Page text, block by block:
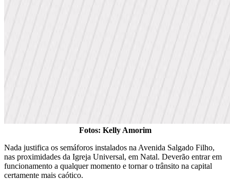
Fotos: Kelly Amorim
Nada justifica os semáforos instalados na Avenida Salgado Filho,
nas proximidades da Igreja Universal, em Natal. Deverão entrar em
funcionamento a qualquer momento e tornar o trânsito na capital
certamente mais caótico.